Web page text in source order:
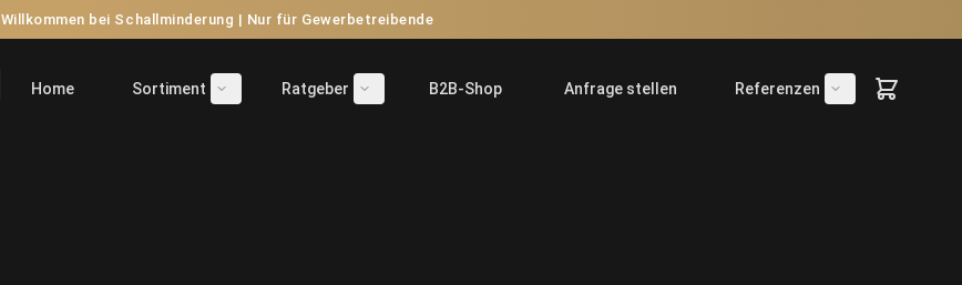
Willkommen bei Schallminderung | Nur für Gewerbetreibende
Home
Sortiment
Untermenü öffnen/schließen
Ratgeber
Untermenü öffnen/schließen
B2B-Shop Anfrage stellen
Referenzen
Untermenü